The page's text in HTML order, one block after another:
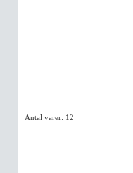
Antal varer: 12